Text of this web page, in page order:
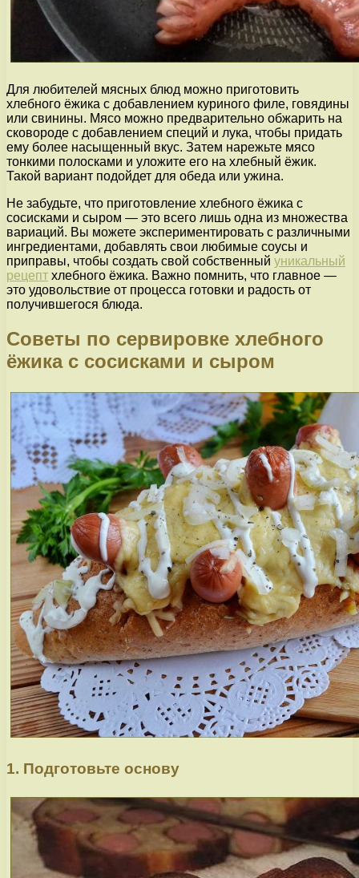
Для любителей мясных блюд можно приготовить
хлебного ёжика с добавлением куриного филе, говядины
или свинины. Мясо можно предварительно обжарить на
сковороде с добавлением специй и лука, чтобы придать
ему более насыщенный вкус. Затем нарежьте мясо
тонкими полосками и уложите его на хлебный ёжик.
Такой вариант подойдет для обеда или ужина.
Не забудьте, что приготовление хлебного ёжика с
сосисками и сыром — это всего лишь одна из множества
вариаций. Вы можете экспериментировать с различными
ингредиентами, добавлять свои любимые соусы и
приправы, чтобы создать свой собственный уникальный
рецепт хлебного ёжика. Важно помнить, что главное —
это удовольствие от процесса готовки и радость от
получившегося блюда.
Советы по сервировке хлебного
ёжика с сосисками и сыром
1. Подготовьте основу